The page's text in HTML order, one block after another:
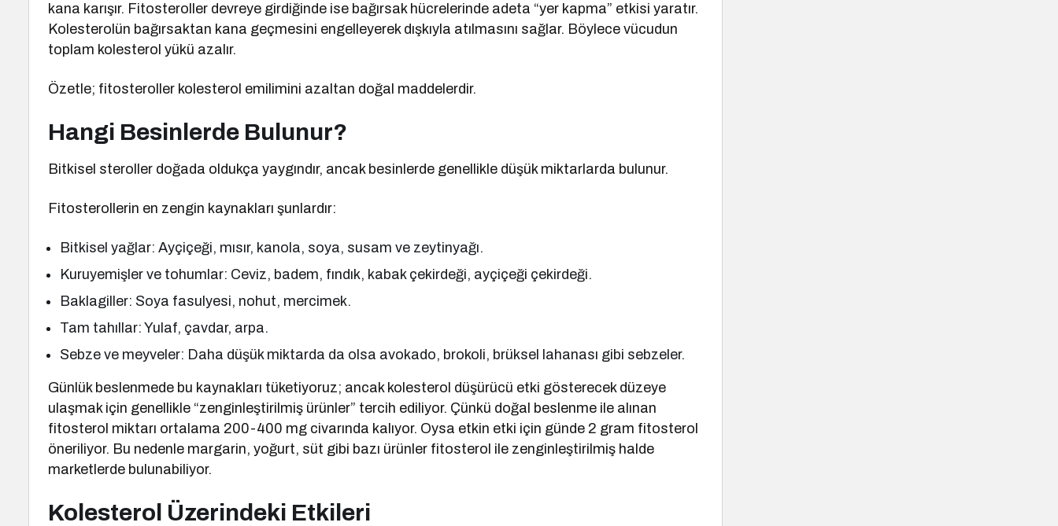
kana karışır. Fitosteroller devreye girdiğinde ise bağırsak hücrelerinde adeta “yer kapma” etkisi yaratır.
Kolesterolün bağırsaktan kana geçmesini engelleyerek dışkıyla atılmasını sağlar. Böylece vücudun
toplam kolesterol yükü azalır.
Özetle; fitosteroller kolesterol emilimini azaltan doğal maddelerdir.
Hangi Besinlerde Bulunur?
Bitkisel steroller doğada oldukça yaygındır, ancak besinlerde genellikle düşük miktarlarda bulunur.
Fitosterollerin en zengin kaynakları şunlardır:
Bitkisel yağlar: Ayçiçeği, mısır, kanola, soya, susam ve zeytinyağı.
Kuruyemişler ve tohumlar: Ceviz, badem, fındık, kabak çekirdeği, ayçiçeği çekirdeği.
Baklagiller: Soya fasulyesi, nohut, mercimek.
Tam tahıllar: Yulaf, çavdar, arpa.
Sebze ve meyveler: Daha düşük miktarda da olsa avokado, brokoli, brüksel lahanası gibi sebzeler.
Günlük beslenmede bu kaynakları tüketiyoruz; ancak kolesterol düşürücü etki gösterecek düzeye
ulaşmak için genellikle “zenginleştirilmiş ürünler” tercih ediliyor. Çünkü doğal beslenme ile alınan
fitosterol miktarı ortalama 200-400 mg civarında kalıyor. Oysa etkin etki için günde 2 gram fitosterol
öneriliyor. Bu nedenle margarin, yoğurt, süt gibi bazı ürünler fitosterol ile zenginleştirilmiş halde
marketlerde bulunabiliyor.
Kolesterol Üzerindeki Etkileri